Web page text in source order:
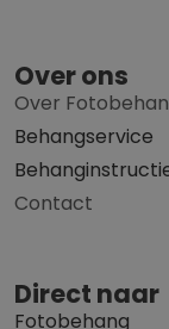
Over ons
Over
Behangservice
Contact
Direct naar
Fotobehang